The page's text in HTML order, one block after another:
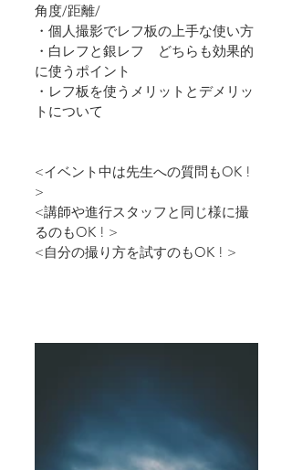
角度/距離/
・個人撮影でレフ板の上手な使い方
・白レフと銀レフ　どちらも効果的
に使うポイント
・レフ板を使うメリットとデメリッ
トについて
<イベント中は先生への質問もOK !
>
<講師や進行スタッフと同じ様に撮
るのもOK ! >
<自分の撮り方を試すのもOK ! >